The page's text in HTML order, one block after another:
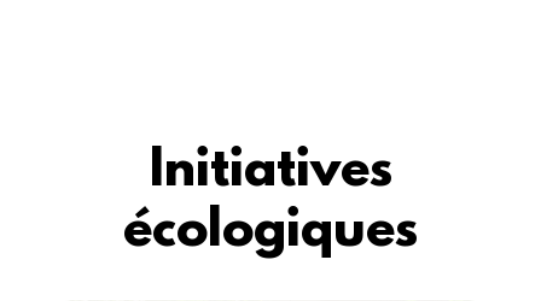
Initiatives
écologiques